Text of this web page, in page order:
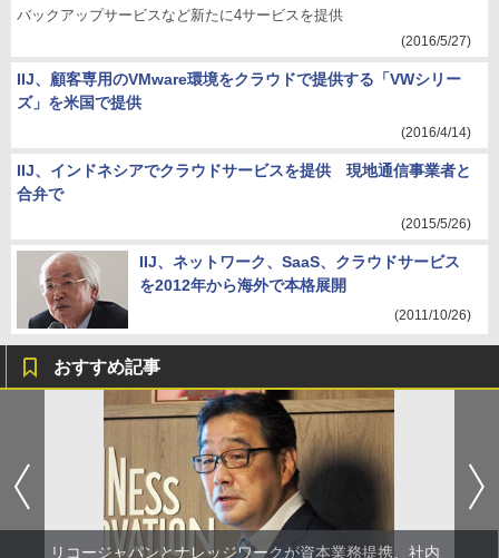
バックアップサービスなど新たに4サービスを提供
(2016/5/27)
IIJ、顧客専用のVMware環境をクラウドで提供する「VWシリー
ズ」を米国で提供
(2016/4/14)
IIJ、インドネシアでクラウドサービスを提供 現地通信事業者と
合弁で
(2015/5/26)
IIJ、ネットワーク、SaaS、クラウドサービス
を2012年から海外で本格展開
(2011/10/26)
おすすめ記事
リコージャパンとナレッジワークが資本業務提携、社内